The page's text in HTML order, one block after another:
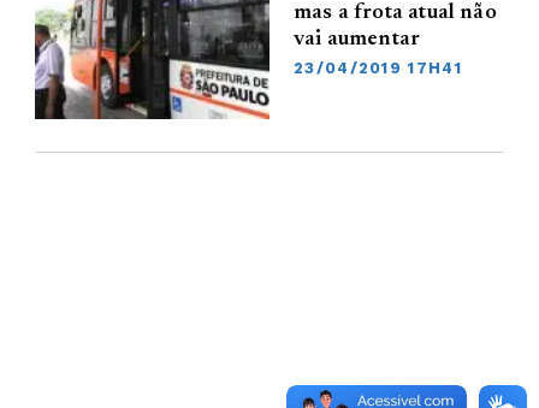
mas a frota atual não
vai aumentar
23/04/2019 17H41